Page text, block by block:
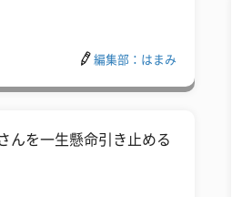
編集部：はまみ
んを一生懸命引き止める